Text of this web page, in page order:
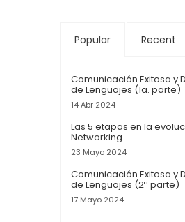
Popular Recent
Comunicación Exitosa y
de Lenguajes (1a. parte)
14 Abr 2024
Las 5 etapas en la
Networking
23 Mayo 2024
Comunicación Exitosa y
de Lenguajes (2ª parte)
17 Mayo 2024